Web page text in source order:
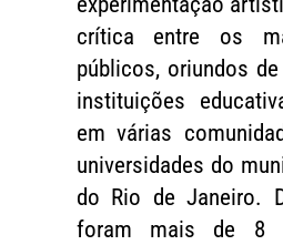
crítica entre os
públicos, oriundos
instituições
em várias
universidades do
do Rio de Janeiro.
foram mais de 8